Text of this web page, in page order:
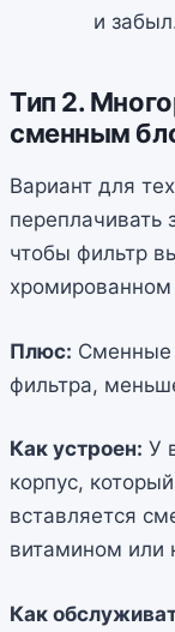
и
Тип 2.
сменным
Вариант для
переплачивать
чтобы фильтр
хромированном
Плюс: Сменные
фильтра,
Как устроен: У
корпус,
вставляется
витамином или
Как